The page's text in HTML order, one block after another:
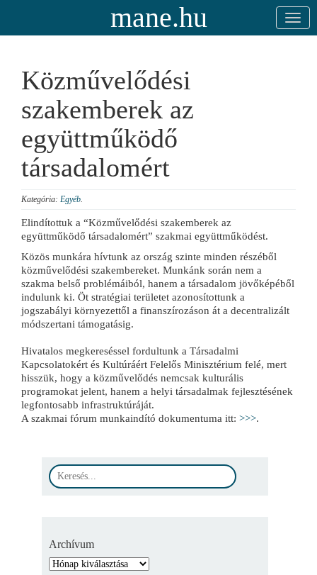
mane.hu
Közművelődési
szakemberek az
együttműködő
társadalomért
Kategória: Egyéb.
Elindítottuk a “Közművelődési szakemberek az
együttműködő társadalomért” szakmai együttműködést.
Közös munkára hívtunk az ország szinte minden részéből
közművelődési szakembereket. Munkánk során nem a
szakma belső problémáiból, hanem a társadalom jövőképéből
indulunk ki. Öt stratégiai területet azonosítottunk a
jogszabályi környezettől a finanszírozáson át a decentralizált
módszertani támogatásig.
Hivatalos megkereséssel fordultunk a Társadalmi
Kapcsolatokért és Kultúráért Felelős Minisztérium felé, mert
hisszük, hogy a közművelődés nemcsak kulturális
programokat jelent, hanem a helyi társadalmak fejlesztésének
legfontosabb infrastruktúráját.
A szakmai fórum munkaindító dokumentuma itt: >>>.
Archívum